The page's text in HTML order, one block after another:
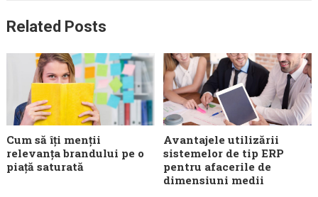
Related Posts
Cum să îți menții
relevanța brandului pe o
piață saturată
Avantajele utilizării
sistemelor de tip ERP
pentru afacerile de
dimensiuni medii